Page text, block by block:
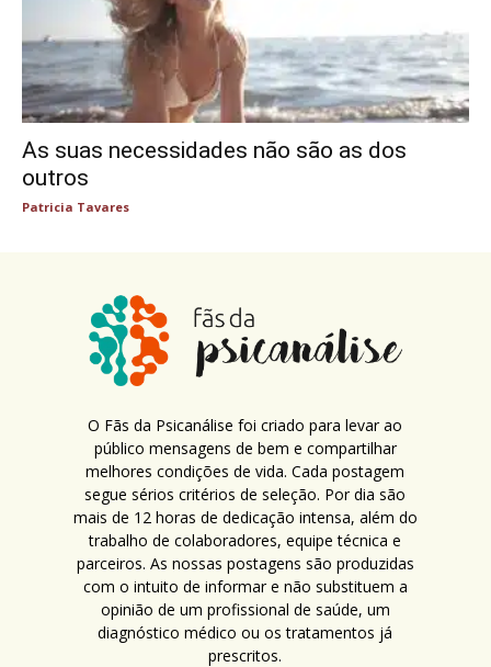
As suas necessidades não são as dos
outros
Patricia Tavares
O Fãs da Psicanálise foi criado para levar ao
público mensagens de bem e compartilhar
melhores condições de vida. Cada postagem
segue sérios critérios de seleção. Por dia são
mais de 12 horas de dedicação intensa, além do
trabalho de colaboradores, equipe técnica e
parceiros. As nossas postagens são produzidas
com o intuito de informar e não substituem a
opinião de um profissional de saúde, um
diagnóstico médico ou os tratamentos já
prescritos.